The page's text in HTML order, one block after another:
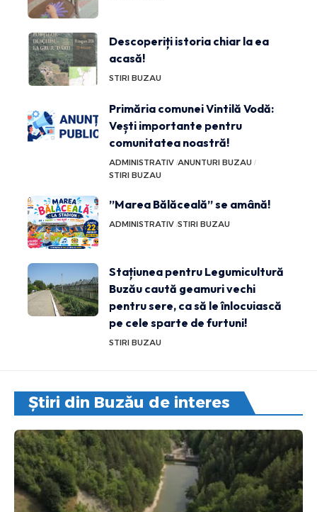
Descoperiți istoria chiar la ea
acasă!
STIRI BUZAU
Primăria comunei Vintilă Vodă:
Vești importante pentru
comunitatea noastră!
ADMINISTRATIV ANUNTURI BUZAU
STIRI BUZAU
”Marea Bălăceală” se amână!
ADMINISTRATIV STIRI BUZAU
Stațiunea pentru Legumicultură
Buzău caută geamuri vechi
pentru sere, ca să le înlocuiască
pe cele sparte de furtuni!
STIRI BUZAU
Știri din Buzău de interes